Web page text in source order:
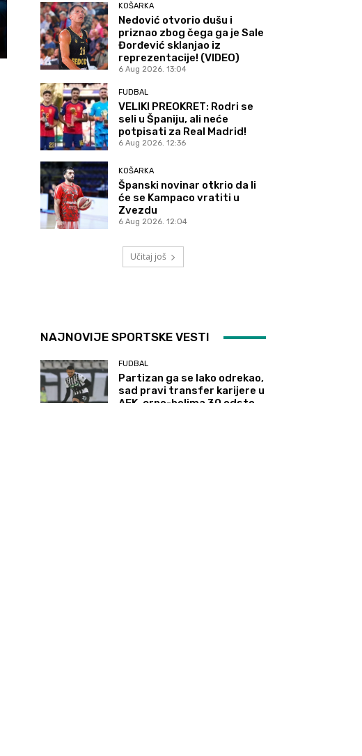
KOŠARKA
Nedović otvorio dušu i
priznao zbog čega ga je Sale
Đorđević sklanjao iz
reprezentacije! (VIDEO)
6 Aug 2026. 13:04
FUDBAL
VELIKI PREOKRET: Rodri se
seli u Španiju, ali neće
potpisati za Real Madrid!
6 Aug 2026. 12:36
KOŠARKA
Španski novinar otkrio da li
će se Kampaco vratiti u
Zvezdu
6 Aug 2026. 12:04
Učitaj još